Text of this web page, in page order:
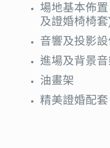
場地基本佈
及證婚椅椅套
音響及投影設
進場及背景音
油畫架
精美證婚配套